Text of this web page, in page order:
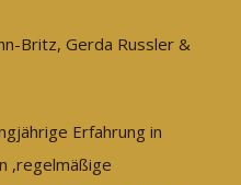
Britz, Gerda Russler &
Erfahrung in
,regelmäßige